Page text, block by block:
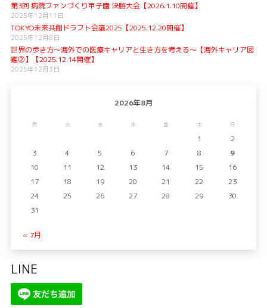
第3回 病院ファンづくり甲子園 決勝大会【2026.1.10開催】
2025年12月11日
TOKYO未来共創ドラフト会議2025【2025.12.20開催】
2025年12月8日
世界の歩き方〜海外での医療キャリアと生き方を考える〜【海外キャリア図
鑑②】【2025.12.14開催】
2025年12月3日
2026年8月
月 火 水 木 金 土 日
1
2
3
4 5 6 7 8
9
10
11 12 13 14 15
16
17
18 19 20 21 22
23
24
25 26 27 28 29
30
31
« 7月
LINE